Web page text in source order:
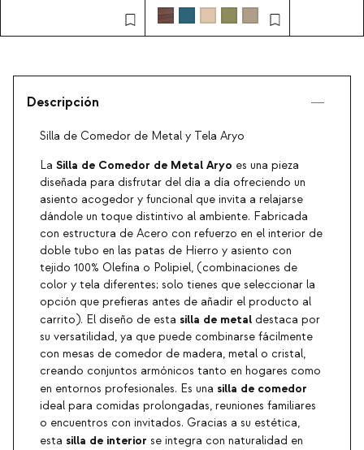
/ 240x120 cm de
comedor de metal
Beca
Descripción
Silla de Comedor de Metal y Tela Aryo
La Silla de Comedor de Metal Aryo es una pieza
diseñada para disfrutar del día a día ofreciendo un
asiento acogedor y funcional que invita a relajarse
dándole un toque distintivo al ambiente. Fabricada
con estructura de Acero con refuerzo en el interior de
doble tubo en las patas de Hierro y asiento con
tejido 100% Olefina o Polipiel, (combinaciones de
color y tela diferentes; solo tienes que seleccionar la
opción que prefieras antes de añadir el producto al
carrito). El diseño de esta silla de metal destaca por
su versatilidad, ya que puede combinarse fácilmente
con mesas de comedor de madera, metal o cristal,
creando conjuntos armónicos tanto en hogares como
en entornos profesionales. Es una silla de comedor
ideal para comidas prolongadas, reuniones familiares
o encuentros con invitados. Gracias a su estética,
esta silla de interior se integra con naturalidad en